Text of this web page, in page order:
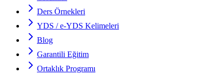
Ders Örnekleri
YDS / e-YDS Kelimeleri
Blog
Garantili Eğitim
Ortaklık Programı